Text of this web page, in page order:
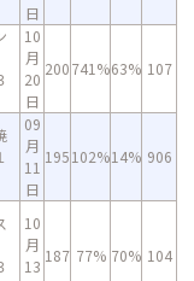
日
10
月
20
日
200741%63% 107
09
月
11
日
195102%14% 906
10
月
13
187 77% 70% 104